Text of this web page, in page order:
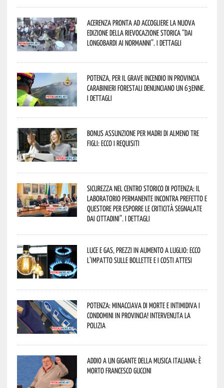
Acerenza pronta ad accogliere la nuova
edizione della rievocazione storica “Dai
Longobardi ai Normanni”. I dettagli
Potenza, per il grave incendio in Provincia
Carabinieri forestali denunciano un 63enne.
I dettagli
Bonus assunzione per madri di almeno tre
figli: ecco i requisiti
Sicurezza nel Centro Storico di Potenza: il
Laboratorio Permanente incontra Prefetto e
Questore per esporre le criticità segnalate
dai cittadini”. I dettagli
Luce e gas, prezzi in aumento a luglio: ecco
l’impatto sulle bollette e i costi attesi
Potenza: minacciava di morte e intimidiva i
condomini in provincia! Intervenuta la
Polizia
Addio a un gigante della musica italiana: è
morto Francesco Guccini